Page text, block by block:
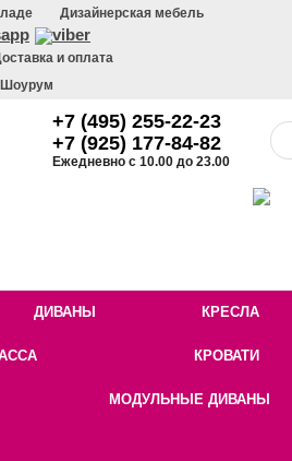
Дизайнерская мебель
и оплата
Шоурум
+7 (495) 255-22-23
+7 (925) 177-84-82
Ежедневно с 10.00 до 23.00
ДИВАНЫ КРЕСЛА
КРОВАТИ
МОДУЛЬНЫЕ ДИВАНЫ